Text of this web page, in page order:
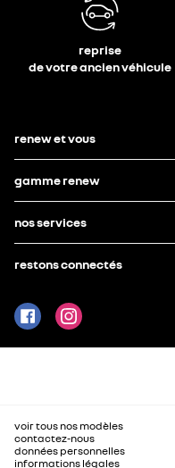
reprise
de votre ancien véhicule
renew et vous
gamme renew
nos services
restons connectés
voir tous nos modèles
contactez-nous
données personnelles
informations légales